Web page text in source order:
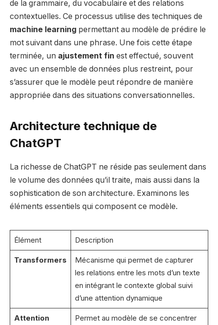
de la grammaire, du vocabulaire et des relations
contextuelles. Ce processus utilise des techniques de
machine learning permettant au modèle de prédire le
mot suivant dans une phrase. Une fois cette étape
terminée, un ajustement fin est effectué, souvent
avec un ensemble de données plus restreint, pour
s’assurer que le modèle peut répondre de manière
appropriée dans des situations conversationnelles.
Architecture technique de
ChatGPT
La richesse de ChatGPT ne réside pas seulement dans
le volume des données qu’il traite, mais aussi dans la
sophistication de son architecture. Examinons les
éléments essentiels qui composent ce modèle.
Élément Description
Transformers
Mécanisme qui permet de capturer
les relations entre les mots d’un texte
en intégrant le contexte global suivi
d’une attention dynamique
Attention
Permet au modèle de se concentrer